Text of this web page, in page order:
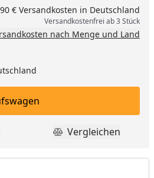
erhöhen
€ Versandkosten in Deutschland
Versandkostenfrei ab 3 Stück
nach Menge und Land
Einkaufswagen legen
Produkt
Vergleichen